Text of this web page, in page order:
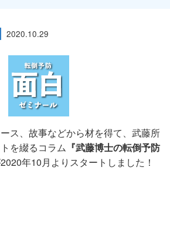
2020.10.29
ス、故事などから材を得て、武藤所
を綴るコラム 『武藤博士の転倒予防
年10月よりスタートしました！